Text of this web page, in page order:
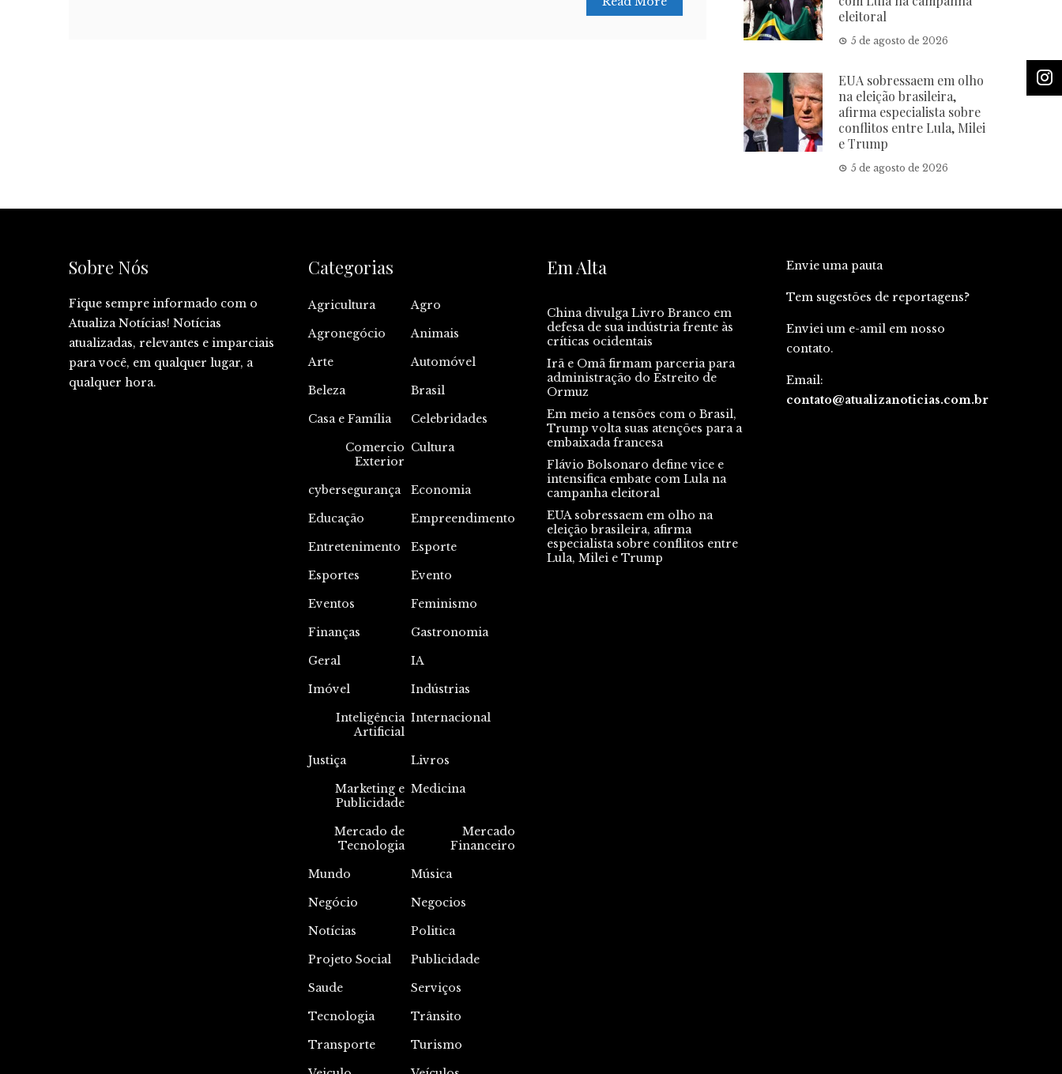
eleitoral
5 de agosto de 2026
EUA sobressaem em olho
na eleição brasileira,
afirma especialista sobre
conflitos entre Lula, Milei
e Trump
5 de agosto de 2026
Sobre Nós
Fique sempre informado com o
Atualiza Notícias! Notícias
atualizadas, relevantes e imparciais
para você, em qualquer lugar, a
qualquer hora.
Categorias
Agricultura
Agro
Agronegócio
Animais
Arte
Automóvel
Beleza
Brasil
Casa e Família
Celebridades
Comercio
Exterior
Cultura
cybersegurança
Economia
Educação
Empreendimento
Entretenimento
Esporte
Esportes
Evento
Eventos
Feminismo
Finanças
Gastronomia
Geral
IA
Imóvel
Indústrias
Inteligência
Artificial
Internacional
Justiça
Livros
Marketing e
Publicidade
Medicina
Mercado de
Tecnologia
Mercado
Financeiro
Mundo
Música
Negócio
Negocios
Notícias
Politica
Projeto Social
Publicidade
Saude
Serviços
Tecnologia
Trânsito
Transporte
Turismo
Em Alta
China divulga Livro Branco em
defesa de sua indústria frente às
críticas ocidentais
Irã e Omã firmam parceria para
administração do Estreito de
Ormuz
Em meio a tensões com o Brasil,
Trump volta suas atenções para a
embaixada francesa
Flávio Bolsonaro define vice e
intensifica embate com Lula na
campanha eleitoral
EUA sobressaem em olho na
eleição brasileira, afirma
especialista sobre conflitos entre
Lula, Milei e Trump
Envie uma pauta
Tem sugestões de reportagens?
Enviei um e-amil em nosso
contato.
Email:
contato@atualizanoticias.com.br